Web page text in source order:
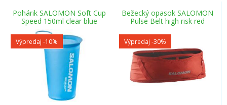
Pohárik SALOMON Soft Cup
Speed 150ml clear blue
Výpredaj -10%
Bežecký opasok SALOMON
Pulse Belt high risk red
Výpredaj -30%